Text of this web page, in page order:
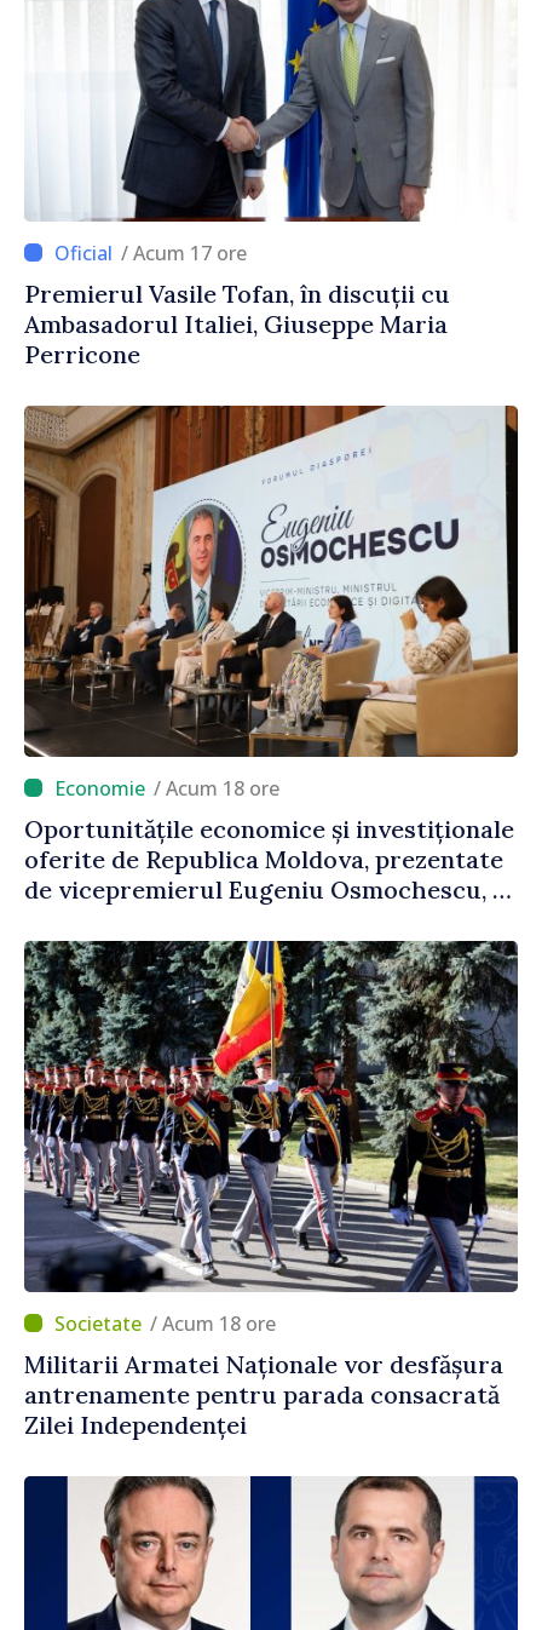
/ Acum 17 ore
Premierul Vasile Tofan, în discuții cu
Ambasadorul Italiei, Giuseppe Maria
Perricone
/ Acum 18 ore
Oportunitățile economice și investiționale
oferite de Republica Moldova, prezentate
de vicepremierul Eugeniu Osmochescu, la
/ Acum 18 ore
Militarii Armatei Naționale vor desfășura
antrenamente pentru parada consacrată
Zilei Independenței